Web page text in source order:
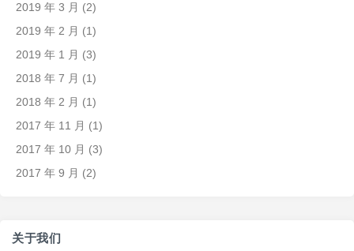
2019 年 3 月 (2)
2019 年 2 月 (1)
2019 年 1 月 (3)
2018 年 7 月 (1)
2018 年 2 月 (1)
2017 年 11 月 (1)
2017 年 10 月 (3)
2017 年 9 月 (2)
关于我们